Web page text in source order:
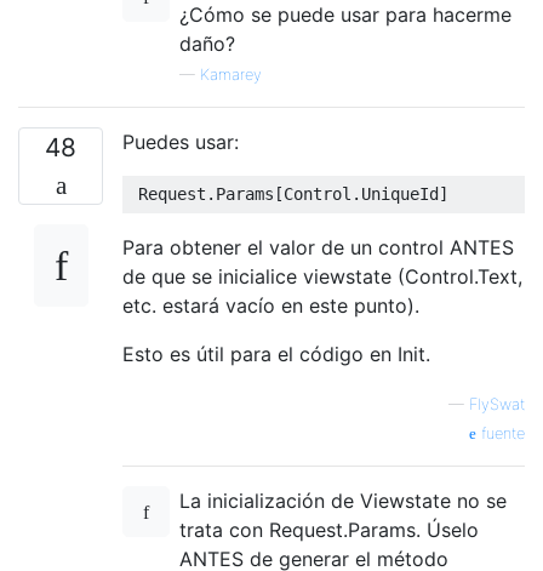
¿Cómo se puede usar para hacerme
daño?
— Kamarey
48 Puedes usar:
Request . Params [Control . UniqueId]
Para obtener el valor de un control ANTES
de que se inicialice viewstate (Control.Text,
etc. estará vacío en este punto).
Esto es útil para el código en Init.
— FlySwat
fuente
La inicialización de Viewstate no se
trata con Request.Params. Úselo
ANTES de generar el método